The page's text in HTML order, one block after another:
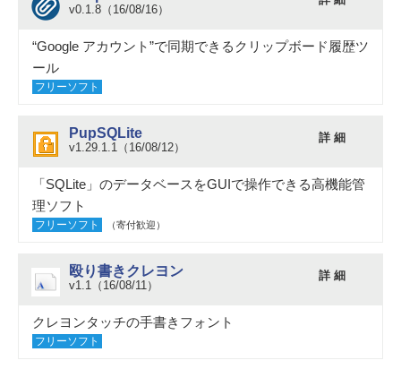
v0.1.8（16/08/16）
“Google アカウント”で同期できるクリップボード履歴ツ
ール
フリーソフト
PupSQLite
v1.29.1.1（16/08/12）
詳 細
「SQLite」のデータベースをGUIで操作できる高機能管
理ソフト
フリーソフト （寄付歓迎）
殴り書きクレヨン
v1.1（16/08/11）
詳 細
クレヨンタッチの手書きフォント
フリーソフト